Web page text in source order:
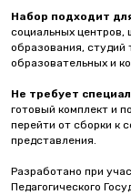
Набор подходит
социальных центров,
образования, студий
образовательных и
Не требует
готовый комплект и
перейти от сборки к
представления.
Разработано при
Педагогического